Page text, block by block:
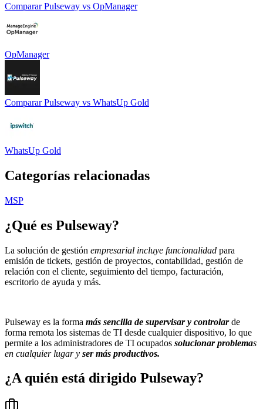
Comparar Pulseway vs OpManager
OpManager
Comparar Pulseway vs WhatsUp Gold
WhatsUp Gold
Categorías relacionadas
MSP
¿Qué es Pulseway?
La solución de gestión empresarial incluye funcionalidad para
emisión de tickets, gestión de proyectos, contabilidad, gestión de
relación con el cliente, seguimiento del tiempo, facturación,
escritorio de ayuda y más.
Pulseway es la forma más sencilla de supervisar y controlarde
forma remota los sistemas de TI desde cualquier dispositivo, lo que
permite a los administradores de TI ocupados solucionar problemas
en cualquier lugar y ser más productivos.
¿A quién está dirigido Pulseway?